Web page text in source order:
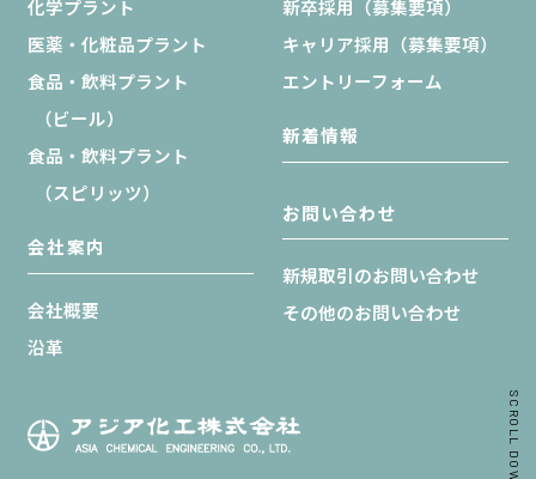
SCROLL DOWN
化学プラント
医薬・化粧品プラント
食品・飲料プラント
（ビール）
食品・飲料プラント
（スピリッツ）
会社案内
会社概要
沿革
新卒採用（募集要項）
キャリア採用（募集要項）
エントリーフォーム
新着情報
お問い合わせ
新規取引のお問い合わせ
その他のお問い合わせ